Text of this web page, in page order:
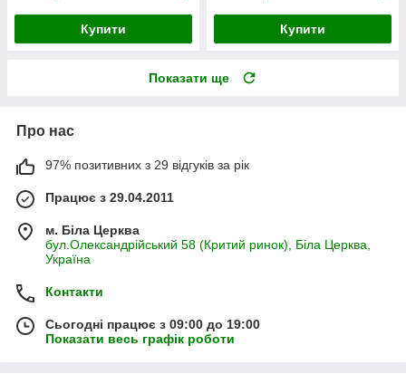
Купити Купити
Показати ще
Про нас
97% позитивних з 29 відгуків за рік
Працює з 29.04.2011
м. Біла Церква
бул.Олександрійський 58 (Критий ринок), Біла Церква,
Україна
Контакти
Сьогодні працює з 09:00 до 19:00
Показати весь графік роботи